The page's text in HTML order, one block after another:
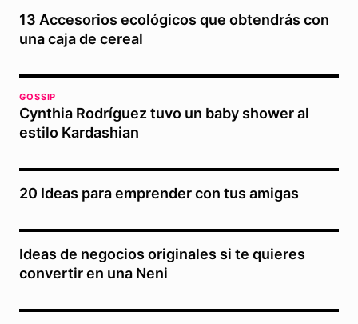
13 Accesorios ecológicos que obtendrás con
una caja de cereal
GOSSIP
Cynthia Rodríguez tuvo un baby shower al
estilo Kardashian
20 Ideas para emprender con tus amigas
Ideas de negocios originales si te quieres
convertir en una Neni